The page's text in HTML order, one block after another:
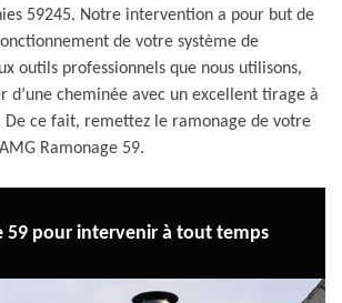
59245. Notre intervention a pour but de
de votre système de
outils professionnels que nous utilisons,
d’une cheminée avec un excellent tirage à
De ce fait, remettez le ramonage de votre
Ramonage 59.
59 pour intervenir à tout temps